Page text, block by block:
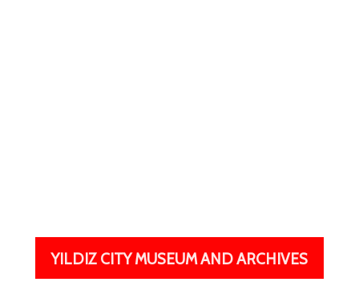
YILDIZ CITY MUSEUM AND ARCHIVES